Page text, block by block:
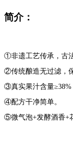
简介：
①非遗工艺传承，古
②传统酿造无过滤，
③真实果汁含量≥38%
④配方干净简单。
⑤微气泡+发酵酒香+